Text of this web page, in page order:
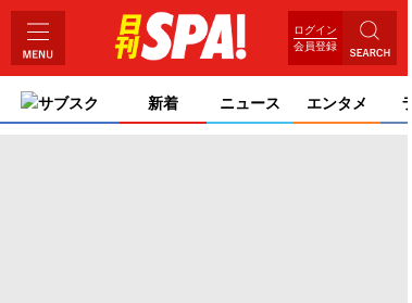
ログイン
会員登録
サブスク 新着 ニュース エンタメ